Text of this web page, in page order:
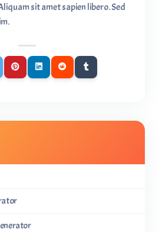
sit amet sapien libero. Sed